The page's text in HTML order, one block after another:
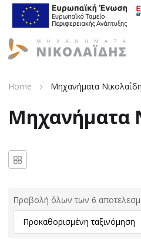
Home Μηχανήματα
Μηχανήματα
Προβολή όλων των 6